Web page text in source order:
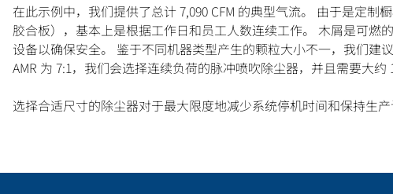
在此示例中，我们提供了总计 7,090 CFM 的典型气流。 由于是定
胶合板），基本上是根据工作日和员工人数连续工作。 木屑是可燃
设备以确保安全。 鉴于不同机器类型产生的颗粒大小不一，我们
AMR 为 7:1，我们会选择连续负荷的脉冲喷吹除尘器，并且需要大约
选择合适尺寸的除尘器对于最大限度地减少系统停机时间和保持生产